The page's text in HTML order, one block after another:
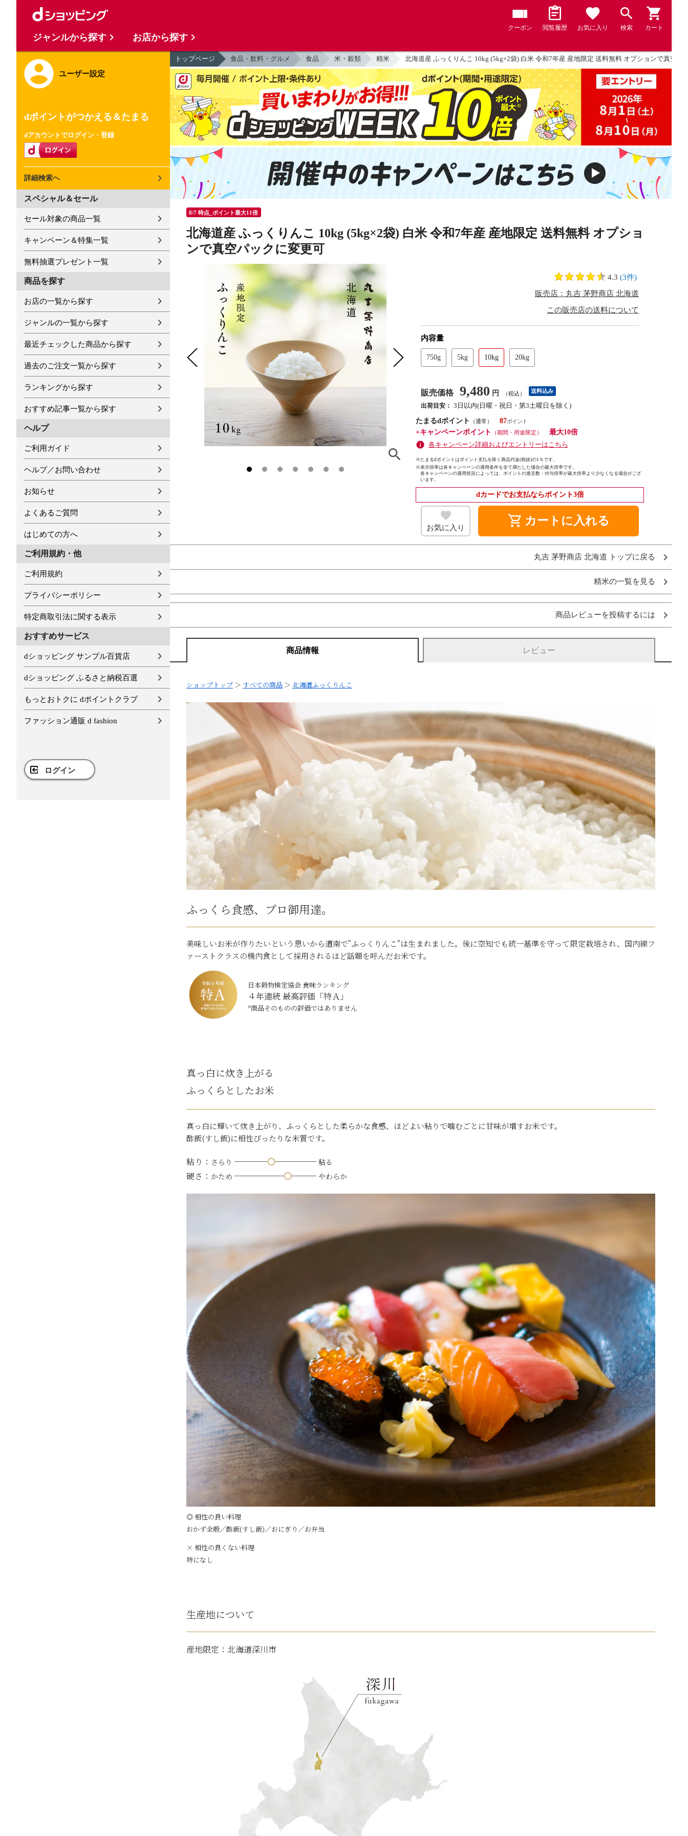
クーポン 閲覧履歴 お気に入り 検索 カート
ユーザー設定
dポイントがつかえる＆たまる
dアカウントでログイン・登録
詳細検索へ
スペシャル＆セール
セール対象の商品一覧
キャンペーン＆特集一覧
無料抽選プレゼント一覧
商品を探す
お店の一覧から探す
ジャンルの一覧から探す
最近チェックした商品から探す
過去のご注文一覧から探す
ランキングから探す
おすすめ記事一覧から探す
ヘルプ
ご利用ガイド
ヘルプ／お問い合わせ
お知らせ
よくあるご質問
はじめての方へ
ご利用規約・他
ご利用規約
プライバシーポリシー
特定商取引法に関する表示
おすすめサービス
dショッピング サンプル百貨店
dショッピング ふるさと納税百選
もっとおトクに dポイントクラブ
ファッション通販 d fashion
ログイン
トップページ 食品・飲料・グルメ 食品 米・穀類 精米 北海道産 ふっくりんこ 10kg (5kg×2袋) 白米 令和7年産 産地限定 送料無料 オプションで真空パ
8/7 時点_ポイント最大11倍
北海道産 ふっくりんこ 10kg (5kg×2袋) 白米 令和7年産 産地限定 送料無料 オプショ
ンで真空パックに変更可
4.3 (3件)
販売店：丸吉 茅野商店 北海道
この販売店の送料について
内容量
750g 5kg 10kg 20kg
販売価格 9,480 円 （税込） 送料込み
出荷目安： 3日以内(日曜・祝日・第3土曜日を除く)
たまるdポイント
（通常）
87
+キャンペーンポイント
（期間・用途限定）
最大10倍
各キャンペーン詳細およびエントリーはこちら
※たまるdポイントはポイント支払を除く商品代金(税抜)の1％です。
※表示倍率は各キャンペーンの適用条件を全て満たした場合の最大倍率です。
各キャンペーンの適用状況によっては、ポイントの進呈数・付与倍率が最大倍率より少なくなる場合がござ
います。
dカードでお支払ならポイント3倍
お気に入り shopping_cart カートに入れる
丸吉 茅野商店 北海道 トップに戻る
精米の一覧を見る
商品レビューを投稿するには
商品情報 レビュー
ショップトップ ＞ すべての商品 ＞ 北海道ふっくりんこ
ふっくら食感、プロ御用達。
美味しいお米が作りたいという思いから道南で"ふっくりんこ"は生まれました。後に空知でも統一基準を守って限定栽培され、国内線フ
ァーストクラスの機内食として採用されるほど話題を呼んだお米です。
日本穀物検定協会 食味ランキング
４年連続 最高評価「特Ａ」
*商品そのものの評価ではありません
真っ白に炊き上がる
ふっくらとしたお米
真っ白に輝いて炊き上がり、ふっくらとした柔らかな食感、ほどよい粘りで噛むごとに甘味が増すお米です。
酢飯(すし飯)に相性ぴったりな米質です。
粘り： さらり ────〇───── 粘る
硬さ： かため ──────〇─── やわらか
◎ 相性の良い料理
おかず全般／酢飯(すし飯)／おにぎり／お弁当
× 相性の良くない料理
特になし
生産地について
産地限定：北海道深川市
ジャンルから探す お店から探す